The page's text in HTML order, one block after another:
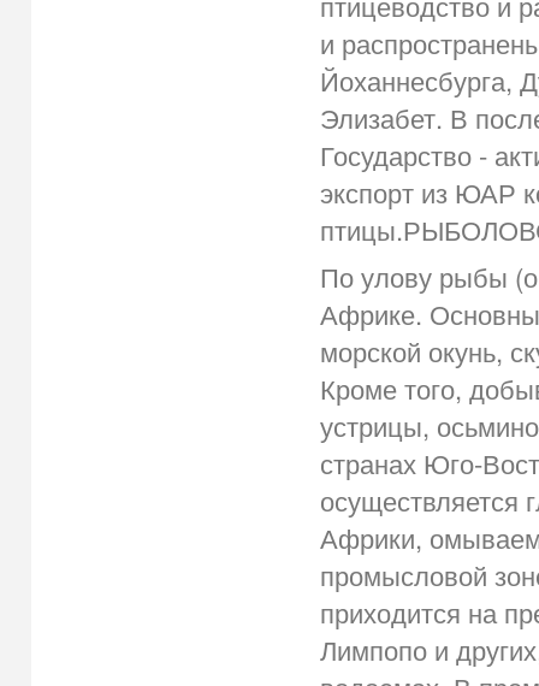
и
Йоханнесбурга,
Элизабет. В
Государство -
экспорт из ЮАР
По улову рыбы
Африке.
морской окунь,
Кроме того,
устрицы,
странах Юго-
осуществляется
Африки,
промысловой
приходится на
Лимпопо и